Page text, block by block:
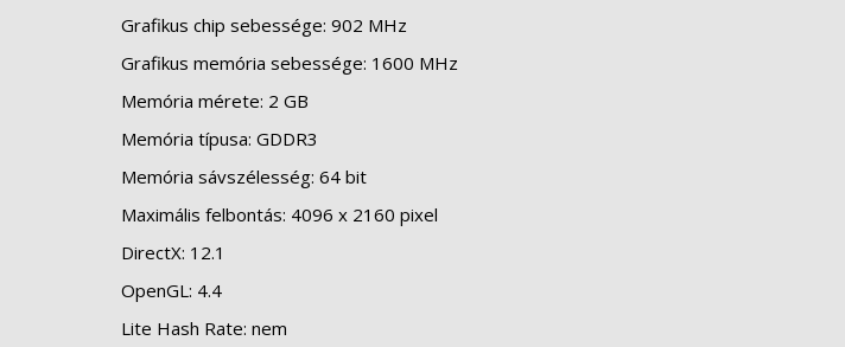
Grafikus chip sebessége: 902 MHz
Grafikus memória sebessége: 1600 MHz
Memória mérete: 2 GB
Memória típusa: GDDR3
Memória sávszélesség: 64 bit
Maximális felbontás: 4096 x 2160 pixel
DirectX: 12.1
OpenGL: 4.4
Lite Hash Rate: nem